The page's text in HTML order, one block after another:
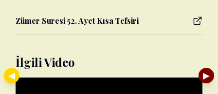
Zümer Suresi 52. Ayet Kısa Tefsiri
İlgili Video
◀ ▶